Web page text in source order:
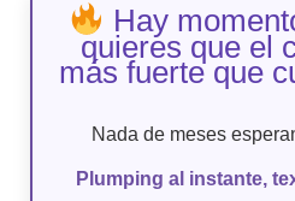
Hay
quieres que el
más fuerte que
Nada de meses
Plumping al instante,